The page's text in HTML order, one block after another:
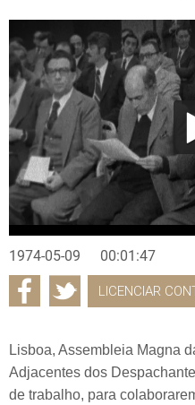
1974-05-09 00:01:47
LICENCIAR
Lisboa, Assembleia Magna
Adjacentes dos
de trabalho, para